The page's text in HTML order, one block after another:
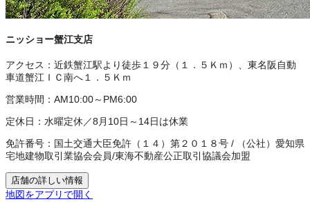
ニッショー蟹江支店
アクセス： 近鉄蟹江駅より徒歩１９分（１．５Ｋｍ）、東名阪自動
車道蟹江ＩＣ南へ１．５Ｋｍ
営業時間： AM10:00～PM6:00
定休日： 水曜定休／8月10日～14日は休業
免許番号： 国土交通大臣免許（１４）第２０１８号 /
（公社）愛知県
宅地建物取引業協会会員/東海不動産公正取引協議会加盟
店舗の詳しい情報
地図をアプリで開く